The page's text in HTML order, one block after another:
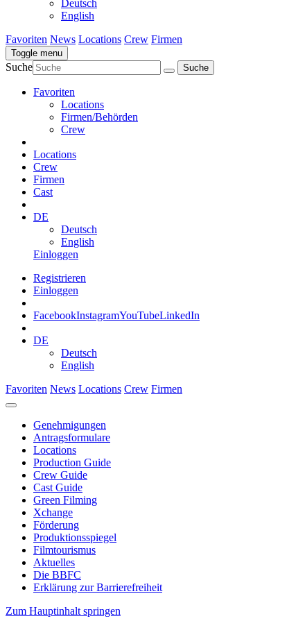
Deutsch
English
Favoriten News Locations Crew Firmen
Toggle menu
Suche
Favoriten
Locations
Firmen/Behörden
Crew
Locations
Crew
Firmen
Cast
DE
Deutsch
English
Einloggen
Registrieren
Einloggen
FacebookInstagramYouTubeLinkedIn
DE
Deutsch
English
Favoriten News Locations Crew Firmen
Genehmigungen
Antragsformulare
Locations
Production Guide
Crew Guide
Cast Guide
Green Filming
Xchange
Förderung
Produktionsspiegel
Filmtourismus
Aktuelles
Die BBFC
Erklärung zur Barrierefreiheit
Zum Hauptinhalt springen